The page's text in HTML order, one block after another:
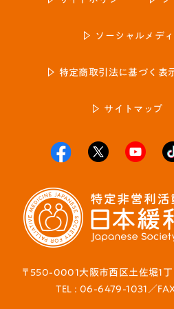
〒550-0001大阪市西区土佐堀1
TEL : 06-6479-1031／
ソーシャルメデ
特定商取引法に基づく表
サイトマップ